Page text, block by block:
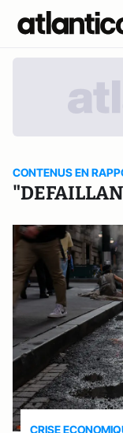
CONTENUS EN
CRISE